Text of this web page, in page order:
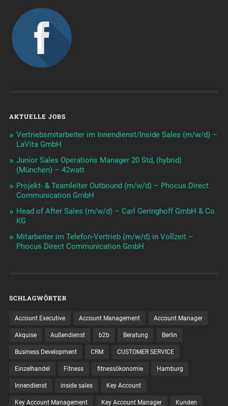
AKTUELLE JOBS
Vertriebsmitarbeiter im Innendienst/Inside Sales (m/w/d) –
LaVita GmbH
Junior Sales Operations Manager 20 Std, (hybrid)
(München) – 42watt
Projekt- & Teamleiter Outbound (m/w/d) – Phocus Direct
Communication GmbH
Head of After Sales (m/w/d) – Carl Geringhoff GmbH & Co.
KG
Mitarbeiter im Telefon-Vertrieb (m/w/d) in Vollzeit –
Phocus Direct Communication GmbH
SCHLAGWÖRTER
Account Executive Account Management Account Manager
Akquise Außendienst b2b Beratung Berlin
Business Development CRM CUSTOMER SERVICE
Einzelhandel Fitness fitnessökonomie Hamburg
Innendienst inside sales Key Account
Key Account Management Key Account Manager Kunden